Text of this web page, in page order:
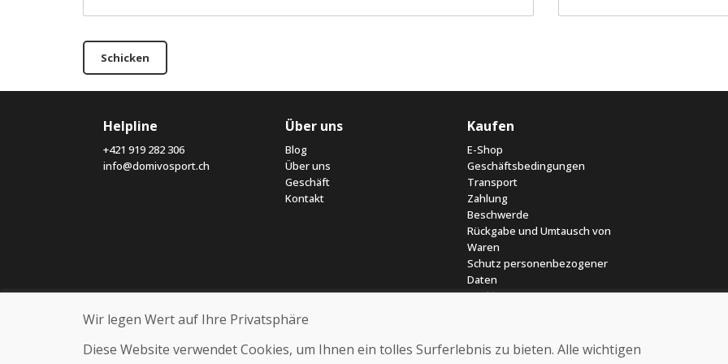
Schicken
Helpline
+421 919 282 306
info@domivosport.ch
Über uns
Blog
Über uns
Geschäft
Kontakt
Kaufen
E-Shop
Geschäftsbedingungen
Transport
Zahlung
Beschwerde
Rückgabe und Umtausch von
Waren
Schutz personenbezogener
Daten
Cookies
Wir legen Wert auf Ihre Privatsphäre
Diese Website verwendet Cookies, um Ihnen ein tolles Surferlebnis zu bieten. Alle wichtigen